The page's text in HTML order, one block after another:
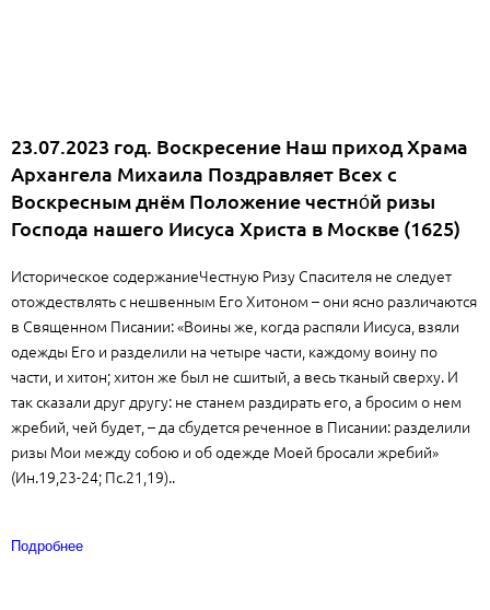
23.07.2023 год. Воскресение Наш приход Храма
Архангела Михаила Поздравляет Всех с
Воскресным днём Положение честно́й ризы
Господа нашего Иисуса Христа в Москве (1625)
Историческое содержаниеЧестную Ризу Спасителя не следует
отождествлять с нешвенным Его Хитоном – они ясно различаются
в Священном Писании: «Воины же, когда распяли Иисуса, взяли
одежды Его и разделили на четыре части, каждому воину по
части, и хитон; хитон же был не сшитый, а весь тканый сверху. И
так сказали друг другу: не станем раздирать его, а бросим о нем
жребий, чей будет, – да сбудется реченное в Писании: разделили
ризы Мои между собою и об одежде Моей бросали жребий»
(Ин.19,23-24; Пс.21,19)..
Подробнее